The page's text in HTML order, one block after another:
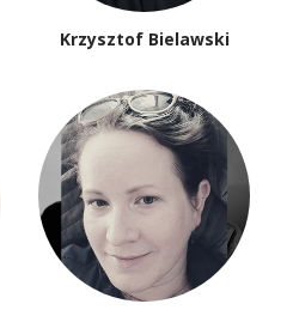
Krzysztof Bielawski